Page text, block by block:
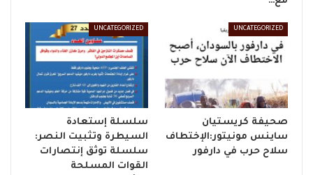
UNCATEGORIZED
صحيفة كريستيان
ساينس مونيتور:الإختطاف
سلاح حرب في دارفور
UNCATEGORIZED
سلسلة إستعادة
السيطرة وتثبيت النصر:
سلسلة توثق إنتصارات
القوات المسلحة